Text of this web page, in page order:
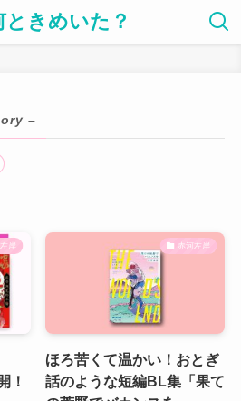
ときめいた？
–
岸
！
赤河左岸
ほろ苦くて温かい！おとぎ
話のような短編BL集「果て